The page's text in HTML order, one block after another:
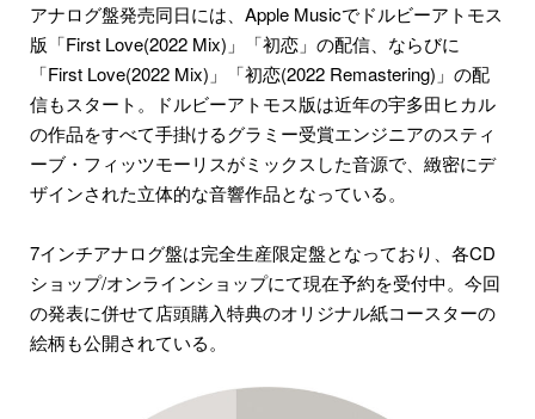
アナログ盤発売同日には、Apple Musicでドルビーアトモス
版「First Love(2022 Mix)」「初恋」の配信、ならびに
「First Love(2022 Mix)」「初恋(2022 Remastering)」の配
信もスタート。ドルビーアトモス版は近年の宇多田ヒカル
の作品をすべて手掛けるグラミー受賞エンジニアのスティ
ーブ・フィッツモーリスがミックスした音源で、緻密にデ
ザインされた立体的な音響作品となっている。
7インチアナログ盤は完全生産限定盤となっており、各CD
ショップ/オンラインショップにて現在予約を受付中。今回
の発表に併せて店頭購入特典のオリジナル紙コースターの
絵柄も公開されている。